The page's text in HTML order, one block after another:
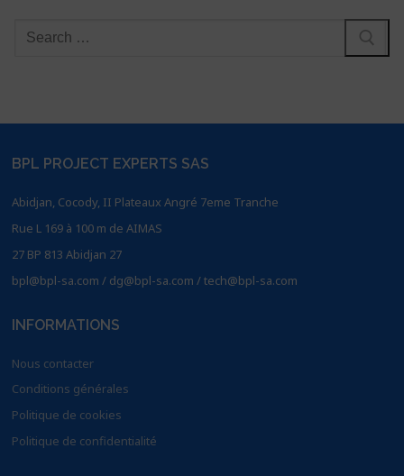
BPL PROJECT EXPERTS SAS
Abidjan, Cocody, II Plateaux Angré 7eme Tranche
Rue L 169 à 100 m de AIMAS
27 BP 813 Abidjan 27
bpl@bpl-sa.com / dg@bpl-sa.com / tech@bpl-sa.com
INFORMATIONS
Nous contacter
Conditions générales
Politique de cookies
Politique de confidentialité